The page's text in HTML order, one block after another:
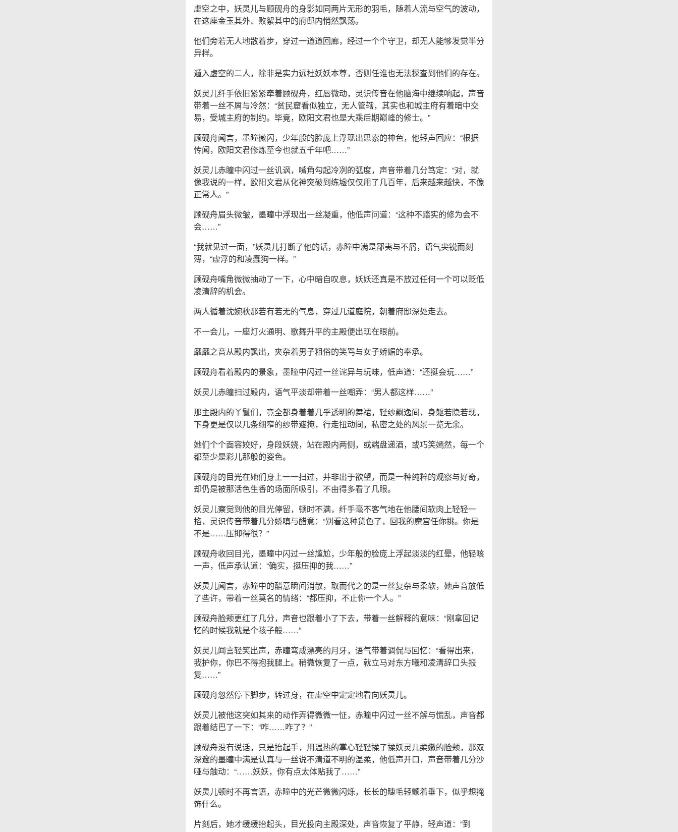
虚空之中，妖灵儿与顾砚舟的身影如同两片无形的羽毛，随着人流与空气的波动，
在这座金玉其外、败絮其中的府邸内悄然飘荡。
他们旁若无人地散着步，穿过一道道回廊，经过一个个守卫，却无人能够发觉半分
异样。
遁入虚空的二人，除非是实力远杜妖妖本尊，否则任谁也无法探查到他们的存在。
妖灵儿纤手依旧紧紧牵着顾砚舟，红唇微动，灵识传音在他脑海中继续响起，声音
带着一丝不屑与冷然：“贫民窟看似独立，无人管辖，其实也和城主府有着暗中交
易，受城主府的制约。毕竟，欧阳文君也是大乘后期巅峰的修士。”
顾砚舟闻言，墨瞳微闪，少年般的脸庞上浮现出思索的神色，他轻声回应：“根据
传闻，欧阳文君修炼至今也就五千年吧……”
妖灵儿赤瞳中闪过一丝讥讽，嘴角勾起冷冽的弧度，声音带着几分笃定：“对，就
像我说的一样，欧阳文君从化神突破到练墟仅仅用了几百年，后来越来越快，不像
正常人。”
顾砚舟眉头微皱，墨瞳中浮现出一丝凝重，他低声问道：“这种不踏实的修为会不
会……”
“我就见过一面，”妖灵儿打断了他的话，赤瞳中满是鄙夷与不屑，语气尖锐而刻
薄，“虚浮的和凌蠢狗一样。”
顾砚舟嘴角微微抽动了一下，心中暗自叹息，妖妖还真是不放过任何一个可以贬低
凌清辞的机会。
两人循着沈婉秋那若有若无的气息，穿过几道庭院，朝着府邸深处走去。
不一会儿，一座灯火通明、歌舞升平的主殿便出现在眼前。
靡靡之音从殿内飘出，夹杂着男子粗俗的笑骂与女子娇媚的奉承。
顾砚舟看着殿内的景象，墨瞳中闪过一丝诧异与玩味，低声道：“还挺会玩……”
妖灵儿赤瞳扫过殿内，语气平淡却带着一丝嘲弄：“男人都这样……”
那主殿内的丫鬟们，竟全都身着着几乎透明的舞裙，轻纱飘逸间，身躯若隐若现，
下身更是仅以几条细窄的纱带遮掩，行走扭动间，私密之处的风景一览无余。
她们个个面容姣好，身段妖娆，站在殿内两侧，或端盘递酒，或巧笑嫣然，每一个
都至少是彩儿那般的姿色。
顾砚舟的目光在她们身上一一扫过，并非出于欲望，而是一种纯粹的观察与好奇，
却仍是被那活色生香的场面所吸引，不由得多看了几眼。
妖灵儿察觉到他的目光停留，顿时不满，纤手毫不客气地在他腰间软肉上轻轻一
掐，灵识传音带着几分娇嗔与醋意：“别看这种货色了，回我的魔宫任你挑。你是
不是……压抑得很？”
顾砚舟收回目光，墨瞳中闪过一丝尴尬，少年般的脸庞上浮起淡淡的红晕，他轻咳
一声，低声承认道：“确实，挺压抑的我……”
妖灵儿闻言，赤瞳中的醋意瞬间消散，取而代之的是一丝复杂与柔软，她声音放低
了些许，带着一丝莫名的情绪：“都压抑，不止你一个人。”
顾砚舟脸颊更红了几分，声音也跟着小了下去，带着一丝解释的意味：“刚拿回记
忆的时候我就是个孩子般……”
妖灵儿闻言轻笑出声，赤瞳弯成漂亮的月牙，语气带着调侃与回忆：“看得出来，
我护你，你巴不得抱我腿上。稍微恢复了一点，就立马对东方曦和凌清辞口头报
复……”
顾砚舟忽然停下脚步，转过身，在虚空中定定地看向妖灵儿。
妖灵儿被他这突如其来的动作弄得微微一怔，赤瞳中闪过一丝不解与慌乱，声音都
跟着结巴了一下：“咋……咋了？”
顾砚舟没有说话，只是抬起手，用温热的掌心轻轻揉了揉妖灵儿柔嫩的脸颊，那双
深邃的墨瞳中满是认真与一丝说不清道不明的温柔，他低声开口，声音带着几分沙
哑与触动：“……妖妖，你有点太体贴我了……”
妖灵儿顿时不再言语，赤瞳中的光芒微微闪烁，长长的睫毛轻颤着垂下，似乎想掩
饰什么。
片刻后，她才缓缓抬起头，目光投向主殿深处，声音恢复了平静，轻声道：“到